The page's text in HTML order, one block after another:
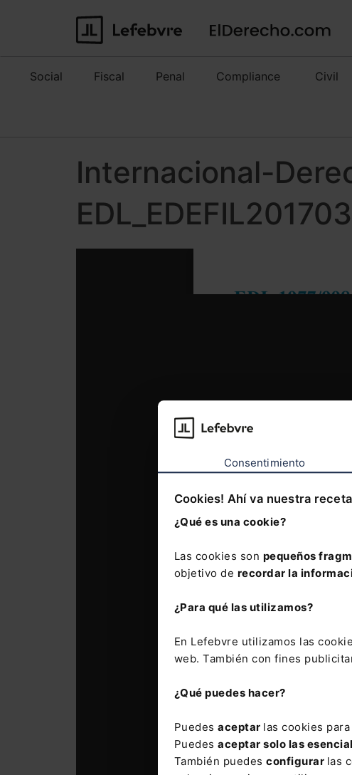
Consentimiento
Cookies! Ahí va nuestra
¿Qué es una cookie?
Las cookies son pequeños
objetivo de recordar la
¿Para qué las utilizamos?
En Lefebvre utilizamos las
web. También con fines
¿Qué puedes hacer?
Puedes aceptar las cookies
Puedes aceptar solo las
También puedes configurar las
Social Fiscal Penal Compliance Civil
Internacional-